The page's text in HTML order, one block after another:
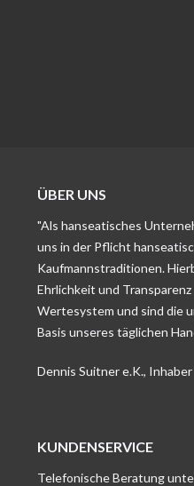
ÜBER UNS
"Als hanseatisches
uns in der Pflicht
Kaufmannstraditionen.
Ehrlichkeit und
Wertesystem und sind die
Basis unseres täglichen
Dennis Suitner e.K., Inhaber
KUNDENSERVICE
Telefonische Beratung